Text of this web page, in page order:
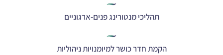
תהליכי מנטורינג פנים-ארגוניים
הקמת חדר כושר למיומנויות ניהוליות